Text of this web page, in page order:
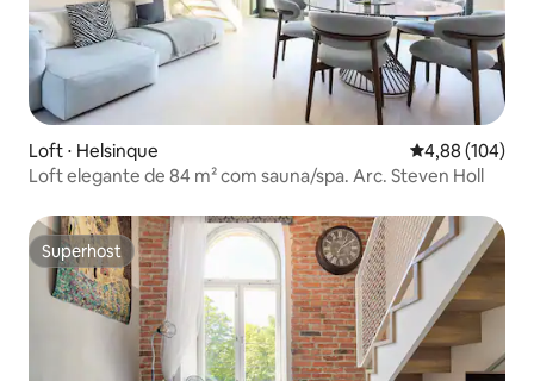
Loft ⋅ Helsinque 4,88 de uma
4,88 (104)
Loft elegante de 84 m² com sauna/spa. Arc. Steven Holl
Superhost
Superhost